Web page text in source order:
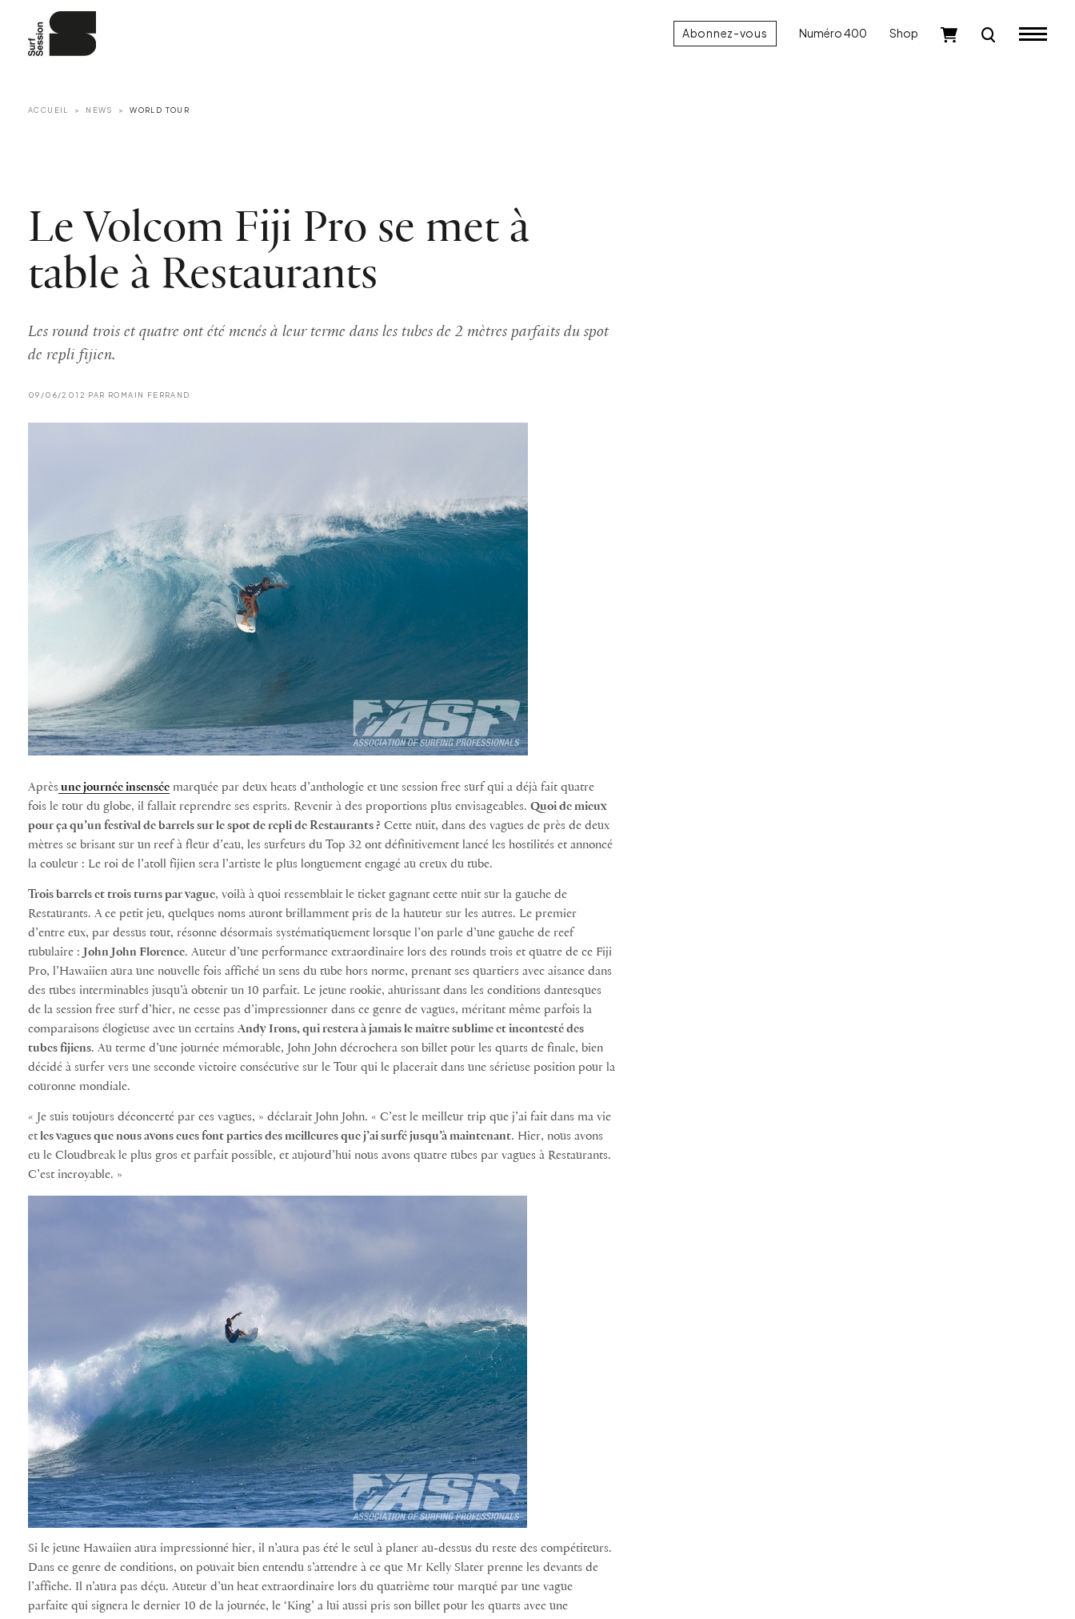
Abonnez-vous Numéro 400 Shop
ACCUEIL NEWS WORLD TOUR
Le Volcom Fiji Pro se met à
table à Restaurants
Les round trois et quatre ont été menés à leur terme dans les tubes de 2 mètres parfaits du spot
de repli fijien.
09/06/2012 PAR ROMAIN FERRAND
Après une journée insensée marquée par deux heats d’anthologie et une session free surf qui a déjà fait quatre
fois le tour du globe, il fallait reprendre ses esprits. Revenir à des proportions plus envisageables. Quoi de mieux
pour ça qu’un festival de barrels sur le spot de repli de Restaurants ? Cette nuit, dans des vagues de près de deux
mètres se brisant sur un reef à fleur d’eau, les surfeurs du Top 32 ont définitivement lancé les hostilités et annoncé
la couleur : Le roi de l’atoll fijien sera l’artiste le plus longuement engagé au creux du tube.
Trois barrels et trois turns par vague, voilà à quoi ressemblait le ticket gagnant cette nuit sur la gauche de
Restaurants. A ce petit jeu, quelques noms auront brillamment pris de la hauteur sur les autres. Le premier
d’entre eux, par dessus tout, résonne désormais systématiquement lorsque l’on parle d’une gauche de reef
tubulaire : John John Florence. Auteur d’une performance extraordinaire lors des rounds trois et quatre de ce Fiji
Pro, l’Hawaiien aura une nouvelle fois affiché un sens du tube hors norme, prenant ses quartiers avec aisance dans
des tubes interminables jusqu’à obtenir un 10 parfait. Le jeune rookie, ahurissant dans les conditions dantesques
de la session free surf d’hier, ne cesse pas d’impressionner dans ce genre de vagues, méritant même parfois la
comparaisons élogieuse avec un certains Andy Irons, qui restera à jamais le maître sublime et incontesté des
tubes fijiens. Au terme d’une journée mémorable, John John décrochera son billet pour les quarts de finale, bien
décidé à surfer vers une seconde victoire consécutive sur le Tour qui le placerait dans une sérieuse position pour la
couronne mondiale.
« Je suis toujours déconcerté par ces vagues, » déclarait John John. « C’est le meilleur trip que j’ai fait dans ma vie
etles vagues que nous avons eues font parties des meilleures que j’ai surfé jusqu’à maintenant. Hier, nous avons
eu le Cloudbreak le plus gros et parfait possible, et aujourd’hui nous avons quatre tubes par vagues à Restaurants.
C’est incroyable. »
Si le jeune Hawaiien aura impressionné hier, il n’aura pas été le seul à planer au-dessus du reste des compétiteurs.
Dans ce genre de conditions, on pouvait bien entendu s’attendre à ce que Mr Kelly Slater prenne les devants de
l’affiche. Il n’aura pas déçu. Auteur d’un heat extraordinaire lors du quatrième tour marqué par une vague
parfaite qui signera le dernier 10 de la journée, le ‘King’ a lui aussi pris son billet pour les quarts avec une